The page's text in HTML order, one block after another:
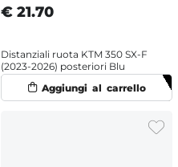
€ 21.70
Distanziali ruota KTM 350 SX-F
(2023-2026) posteriori Blu